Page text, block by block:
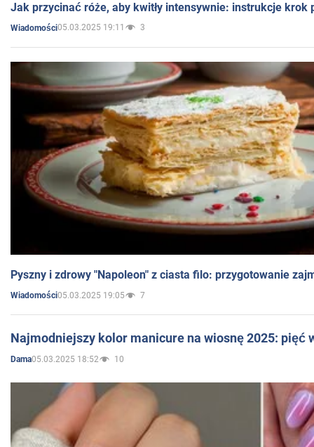
Jak przycinać róże, aby kwitły intensywnie: instrukcje krok
Wiadomości05.03.2025 19:11 3
Pyszny i zdrowy "Napoleon" z ciasta filo: przygotowanie
Wiadomości05.03.2025 19:05 7
Najmodniejszy kolor manicure na wiosnę 2025: pięć
Dama05.03.2025 18:52 10